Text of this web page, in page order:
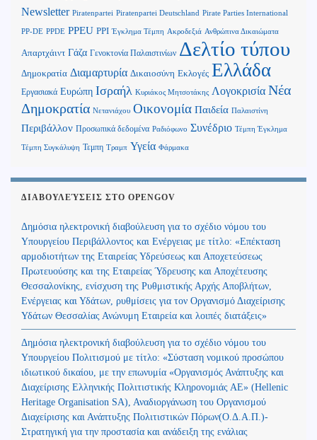
Newsletter Piratenpartei Piratenpartei Deutschland Pirate Parties International
PP-DE PPDE PPEU PPI Έγκλημα Τέμπη Ακροδεξιά Ανθρώπινα Δικαιώματα
Απαρτχάιντ Γάζα Γενοκτονία Παλαιστινίων Δελτίο τύπου
Δημοκρατία Διαμαρτυρία Δικαιοσύνη Εκλογές Ελλάδα
Εργασιακά Ευρώπη Ισραήλ Κυριάκος Μητσοτάκης Λογοκρισία Νέα
Δημοκρατία Νετανιάχου Οικονομία Παιδεία Παλαιστίνη
Περιβάλλον Προσωπικά δεδομένα Ραδιόφωνο Συνέδριο Τέμπη Έγκλημα
Τέμπη Συγκάλυψη Τεμπη Τραμπ Υγεία Φάρμακα
ΔΙΑΒΟΥΛΕΎΣΕΙΣ ΣΤΟ OPENGOV
Δημόσια ηλεκτρονική διαβούλευση για το σχέδιο νόμου του
Υπουργείου Περιβάλλοντος και Ενέργειας με τίτλο: «Επέκταση
αρμοδιοτήτων της Εταιρείας Υδρεύσεως και Αποχετεύσεως
Πρωτευούσης και της Εταιρείας Ύδρευσης και Αποχέτευσης
Θεσσαλονίκης, ενίσχυση της Ρυθμιστικής Αρχής Αποβλήτων,
Ενέργειας και Υδάτων, ρυθμίσεις για τον Οργανισμό Διαχείρισης
Υδάτων Θεσσαλίας Ανώνυμη Εταιρεία και λοιπές διατάξεις»
Δημόσια ηλεκτρονική διαβούλευση για το σχέδιο νόμου του
Υπουργείου Πολιτισμού με τίτλο: «Σύσταση νομικού προσώπου
ιδιωτικού δικαίου, με την επωνυμία «Οργανισμός Ανάπτυξης και
Διαχείρισης Ελληνικής Πολιτιστικής Κληρονομιάς ΑΕ» (Hellenic
Heritage Organisation SA), Αναδιοργάνωση του Οργανισμού
Διαχείρισης και Ανάπτυξης Πολιτιστικών Πόρων(Ο.Δ.Α.Π.)-
Στρατηγική για την προστασία και ανάδειξη της ενάλιας